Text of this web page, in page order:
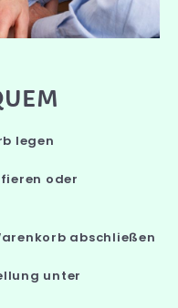
legen
oder
abschließen
unter